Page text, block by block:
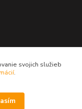
svojich služieb
.